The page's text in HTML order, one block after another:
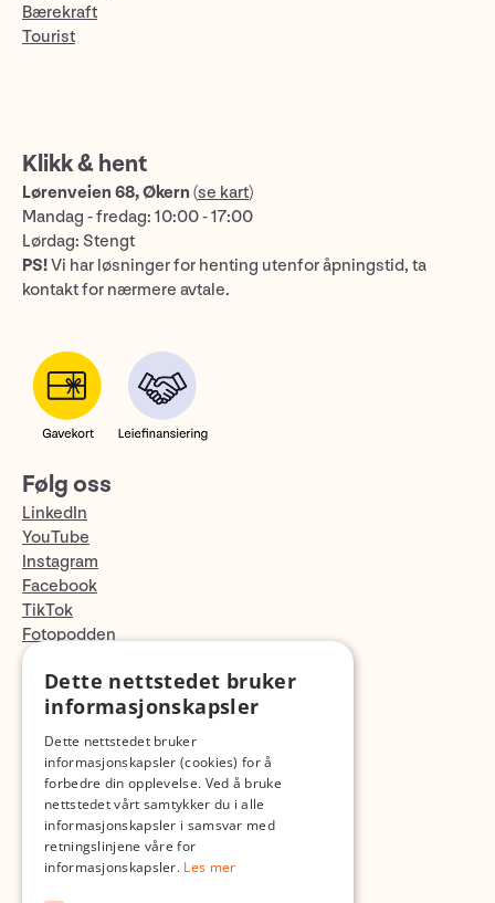
Bærekraft
Tourist
Klikk & hent
Lørenveien 68, Økern (se kart)
Mandag - fredag: 10:00 - 17:00
Lørdag: Stengt
PS!Vi har løsninger for henting utenfor åpningstid, ta
kontakt for nærmere avtale.
Følg oss
LinkedIn
YouTube
Instagram
Facebook
TikTok
Fotopodden
Med forbehold om skrive- og lagerfeil
Dette nettstedet bruker
informasjonskapsler
Dette nettstedet bruker
informasjonskapsler (cookies) for å
forbedre din opplevelse. Ved å bruke
nettstedet vårt samtykker du i alle
informasjonskapsler i samsvar med
retningslinjene våre for
informasjonskapsler. Les mer